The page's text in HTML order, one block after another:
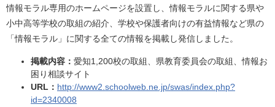
情報モラル専用のホームページを設置し、情報モラルに関する県や
小中高等学校の取組の紹介、学校や保護者向けの有益情報など県の
「情報モラル」に関する全ての情報を掲載し発信しました。
掲載内容： 愛知1,200校の取組、県教育委員会の取組、情報お
困り相談サイト
URL： http://www2.schoolweb.ne.jp/swas/index.php?
id=2340008